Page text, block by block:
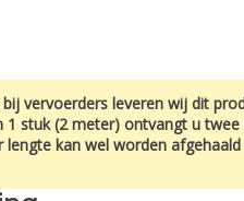
vervoerders leveren wij dit
1 stuk (2 meter) ontvangt u
kan wel worden